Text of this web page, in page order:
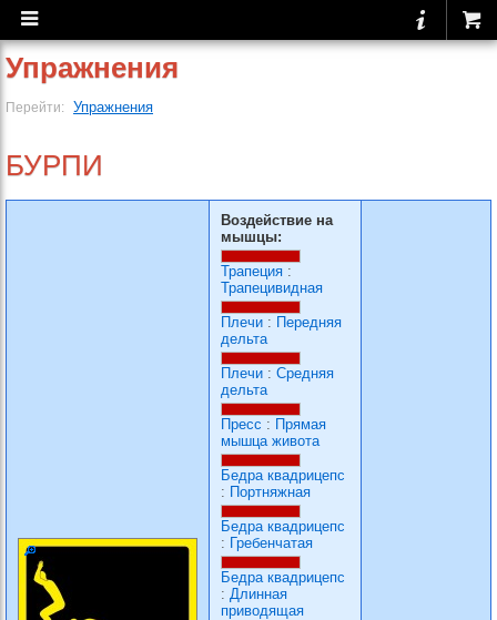
Упражнения
Перейти: Упражнения
БУРПИ
Воздействие на
мышцы:
Трапеция :
Трапецивидная
Плечи : Передняя
дельта
Плечи : Средняя
дельта
Пресс : Прямая
мышца живота
Бедра квадрицепс
: Портняжная
Бедра квадрицепс
: Гребенчатая
Бедра квадрицепс
: Длинная
приводящая